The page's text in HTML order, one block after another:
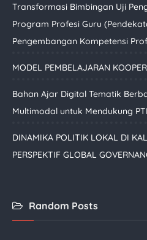
Transformasi Bimbingan Uji
Program Profesi Guru
Pengembangan Kompetensi
MODEL PEMBELAJARAN
Bahan Ajar Digital Tematik
Multimodal untuk Mendukung
DINAMIKA POLITIK LOKAL DI
PERSPEKTIF GLOBAL
Random Posts